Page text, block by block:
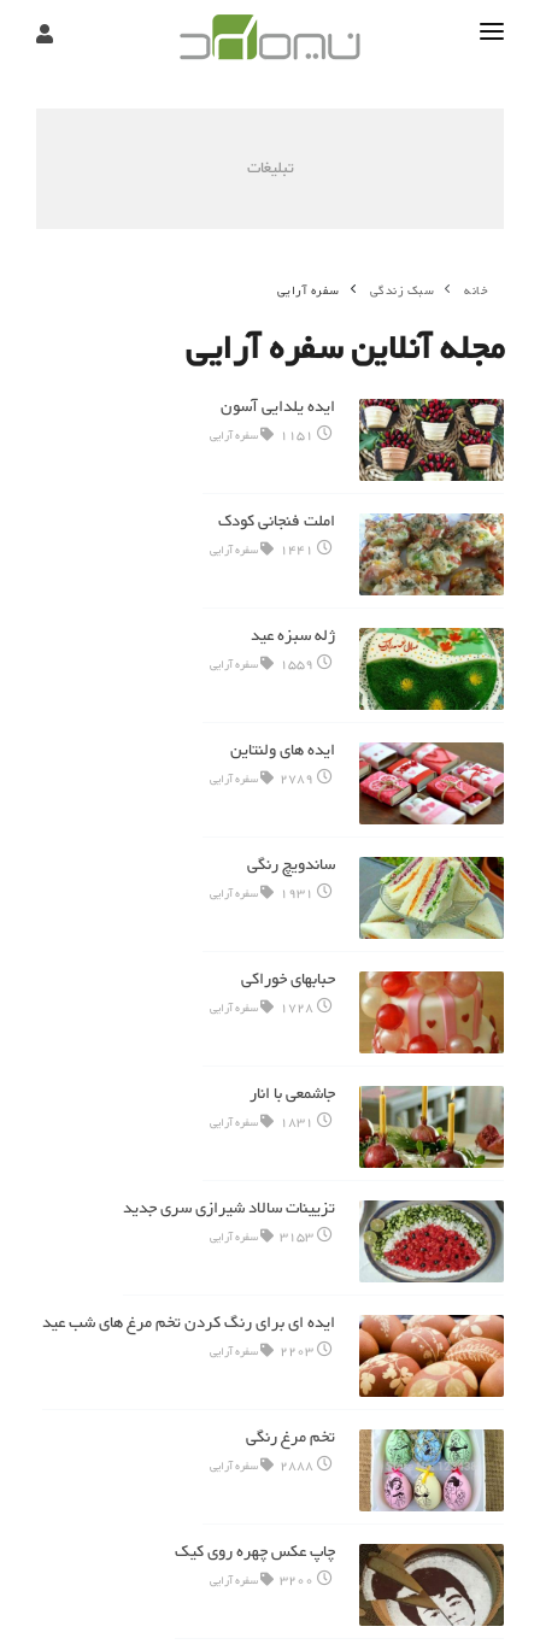
تبلیغات
خانه سبک زندگی سفره آرایی
مجله آنلاین سفره آرایی
ایده یلدایی آسون
1151 سفره آرایی
املت فنجانی کودک
1441 سفره آرایی
ژله سبزه عید
1559 سفره آرایی
ایده های ولنتاین
2789 سفره آرایی
ساندویچ رنگی
1931 سفره آرایی
حبابهای خوراکی
1728 سفره آرایی
جاشمعی با انار
1831 سفره آرایی
تزیینات سالاد شیرازی سری جدید
3153 سفره آرایی
ایده ای برای رنگ کردن تخم مرغ های شب عید
2203 سفره آرایی
تخم مرغ رنگی
2888 سفره آرایی
چاپ عکس چهره روی کیک
3200 سفره آرایی